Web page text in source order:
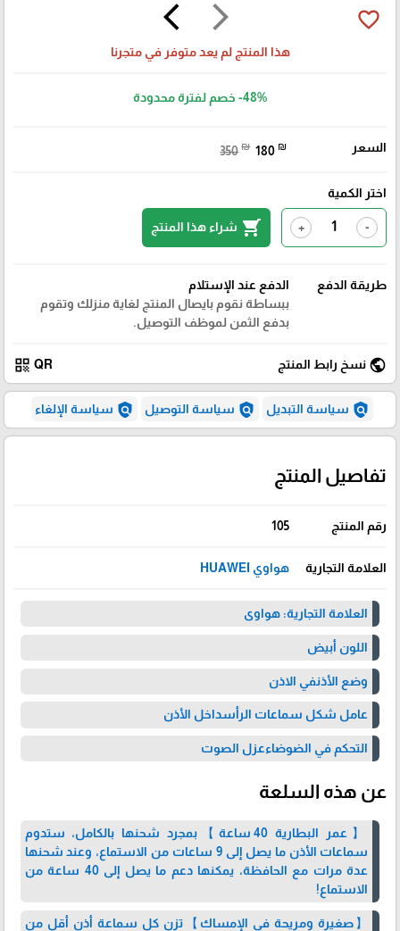
arrow_forward_ios
arrow_back_ios favorite_border
هذا المنتج لم يعد متوفر في متجرنا
-48% خصم لفترة محدودة
السعر 350 ₪ 180 ₪
اختر الكمية
-
+
shopping_cart شراء هذا المنتج
طريقة الدفع
الدفع عند الإستلام
ببساطة نقوم بايصال المنتج لغاية منزلك وتقوم
بدفع الثمن لموظف التوصيل.
public نسخ رابط المنتج QR
qr_code
policy سياسة التبديل policy سياسة التوصيل policy سياسة الإلغاء
تفاصيل المنتج
رقم المنتج 105
العلامة التجارية هواوي HUAWEI
العلامة التجارية: هواوى
اللون أبيض
وضع الأذنفي الاذن
عامل شكل سماعات الرأسداخل الأذن
التحكم في الضوضاءعزل الصوت
عن هذه السلعة
【عمر البطارية 40 ساعة】بمجرد شحنها بالكامل، ستدوم
سماعات الأذن ما يصل إلى 9 ساعات من الاستماع، وعند شحنها
عدة مرات مع الحافظة، يمكنها دعم ما يصل إلى 40 ساعة من
الاستماع!
【صغيرة ومريحة في الإمساك】تزن كل سماعة أذن أقل من